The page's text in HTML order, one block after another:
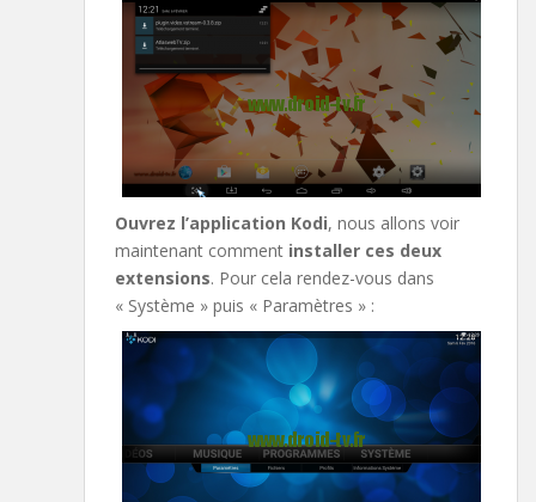
Ouvrez l’application Kodi, nous allons voir
maintenant comment installer ces deux
extensions. Pour cela rendez-vous dans
« Système » puis « Paramètres » :